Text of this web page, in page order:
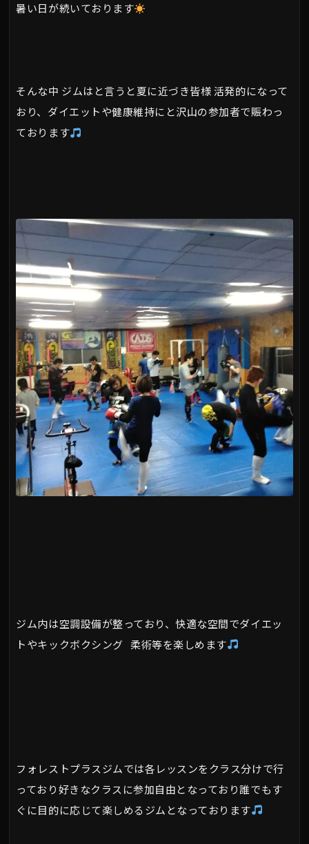
暑い日が続いております
そんな中 ジムはと言うと夏に近づき皆様 活発的になって
おり、ダイエットや健康維持にと沢山の参加者で賑わっ
ております
ジム内は空調設備が整っており、快適な空間でダイエッ
トやキックボクシング 柔術等を楽しめます
フォレストプラスジムでは各レッスンをクラス分けで行
っており好きなクラスに参加自由となっており誰でもす
ぐに目的に応じて楽しめるジムとなっております